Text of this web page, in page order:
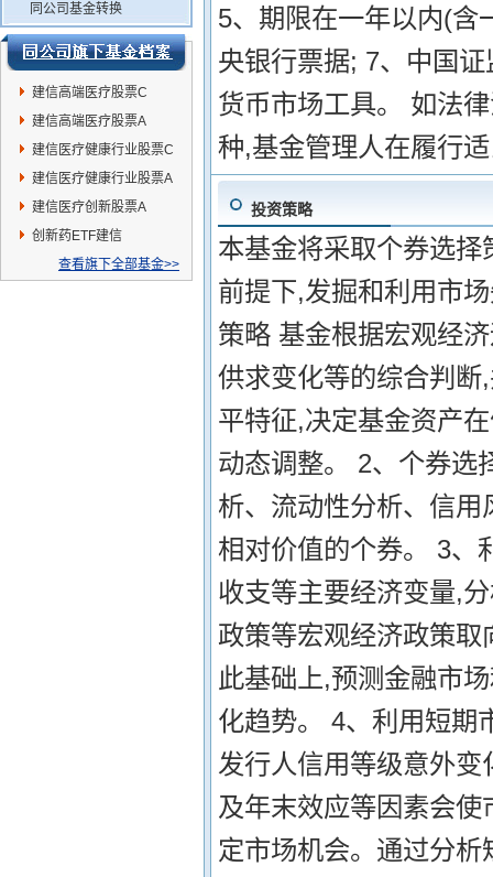
同公司基金转换
建信高端医疗股票C
建信高端医疗股票A
建信医疗健康行业股票C
建信医疗健康行业股票A
建信医疗创新股票A
创新药ETF建信
查看旗下全部基金>>
5、期限在一年以内(含
央银行票据; 7、中国
货币市场工具。 如法
种,基金管理人在履行
投资策略
本基金将采取个券选
前提下,发掘和利用市
策略 基金根据宏观经
供求变化等的综合判
平特征,决定基金资产
动态调整。 2、个券选
析、流动性分析、信
相对价值的个券。 3、
收支等主要经济变量,
政策等宏观经济政策
此基础上,预测金融市
化趋势。 4、利用短期
发行人信用等级意外
及年末效应等因素会
定市场机会。通过分